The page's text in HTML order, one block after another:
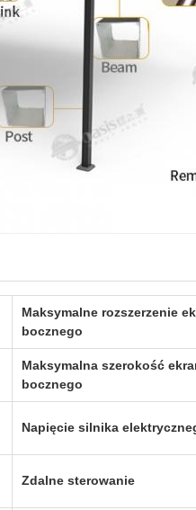
Maksymalne rozszerzenie
bocznego
Maksymalna szerokość
bocznego
Napięcie silnika
Zdalne sterowanie